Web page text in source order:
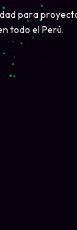
para
todo el Perú.